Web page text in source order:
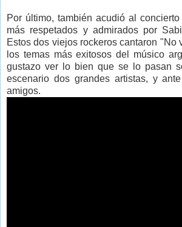
Por último, también acudió al
más respetados y admirados por
Estos dos viejos rockeros cantaron "No
los temas más exitosos del músico
gustazo ver lo bien que se lo pasan
escenario dos grandes artistas, y
amigos.